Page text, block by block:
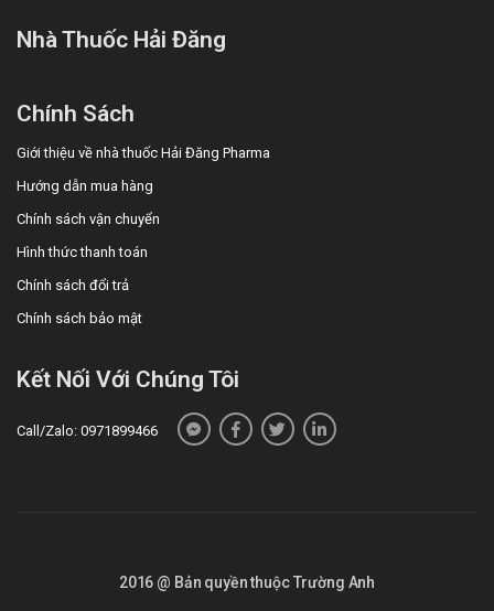
Nhà Thuốc Hải Đăng
Chính Sách
Giới thiệu về nhà thuốc Hải Đăng Pharma
Hướng dẫn mua hàng
Chính sách vận chuyển
Hình thức thanh toán
Chính sách đổi trả
Chính sách bảo mật
Kết Nối Với Chúng Tôi
Call/Zalo: 0971899466
2016 @ Bản quyền thuộc Trường Anh